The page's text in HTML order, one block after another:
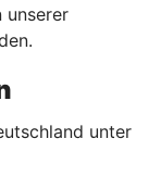
unserer
unter